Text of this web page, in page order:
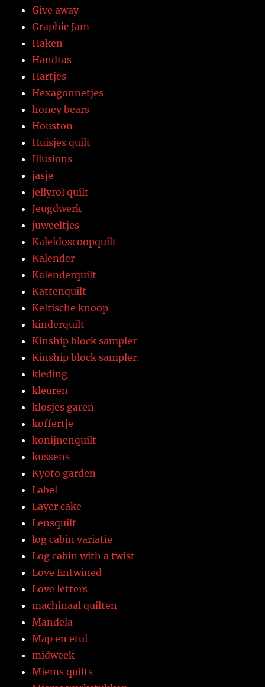
Give away
Graphic Jam
Haken
Handtas
Hartjes
Hexagonnetjes
honey bears
Houston
Huisjes quilt
Illusions
jasje
jellyrol quilt
Jeugdwerk
juweeltjes
Kaleidoscoopquilt
Kalender
Kalenderquilt
Kattenquilt
Keltische knoop
kinderquilt
Kinship block sampler
Kinship block sampler.
kleding
kleuren
klosjes garen
koffertje
konijnenquilt
kussens
Kyoto garden
Label
Layer cake
Lensquilt
log cabin variatie
Log cabin with a twist
Love Entwined
Love letters
machinaal quilten
Mandela
Map en etui
midweek
Miems quilts